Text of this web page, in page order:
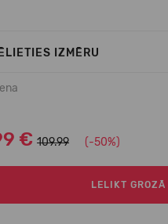
IZMĒRU
€ 109.99 (-50%)
LELIKT GROZĀ